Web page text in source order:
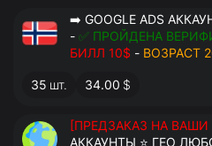
➡️ GOOGLE ADS
- ✅ ПРОЙДЕНА
БИЛЛ 10$ - ВОЗРАСТ
-
ПОЧТА С ДОСТУПОМ -
35 шт. 34.00 $
[ПРЕДЗАКАЗ НА ВАШИ
АККАУНТЫ ⭐ ГЕО